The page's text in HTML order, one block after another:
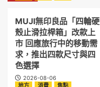
MUJI無印良品「四輪硬
殼止滑拉桿箱」改款上
市 回應旅行中的移動需
求，推出四款尺寸與四
色選擇
2026-08-06
地方
消費 焦點